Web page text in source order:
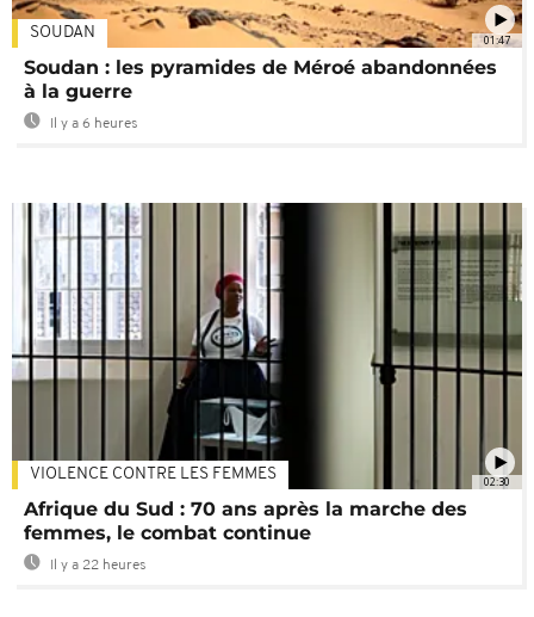
01:47
SOUDAN
Soudan : les pyramides de Méroé abandonnées
à la guerre
Il y a 6 heures
02:30
VIOLENCE CONTRE LES FEMMES
Afrique du Sud : 70 ans après la marche des
femmes, le combat continue
Il y a 22 heures